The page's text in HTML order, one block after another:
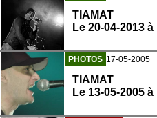
TIAMAT
Le 20-04-2013
PHOTOS 17-05-2005
TIAMAT
Le 13-05-2005